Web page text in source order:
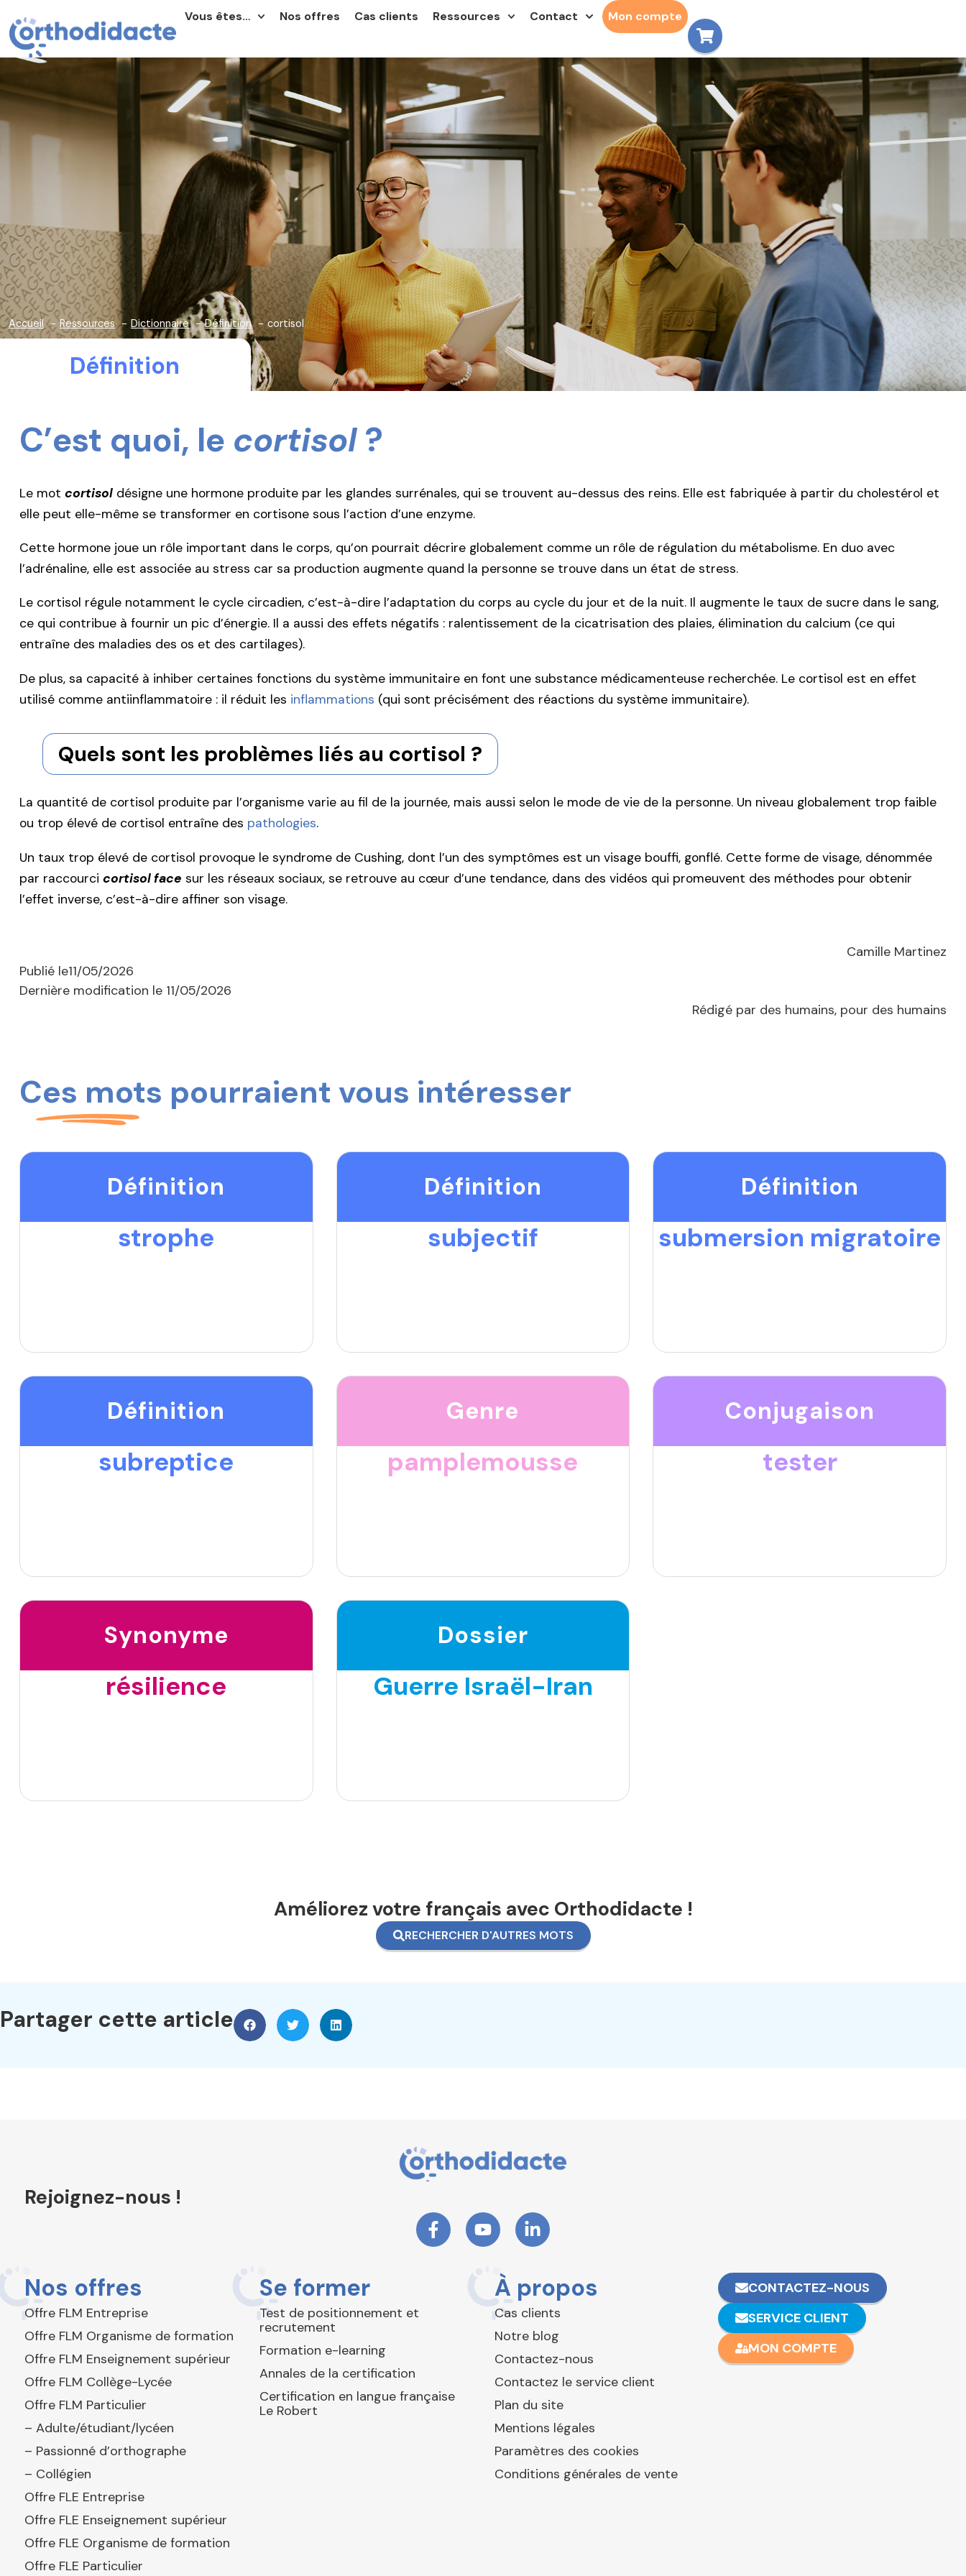
Vous êtes… Nos offres Cas clients Ressources Contact Mon compte
Accueil Ressources Dictionnaire Définition cortisol
Définition
C’est quoi, le cortisol?
Le mot cortisol désigne une hormone produite par les glandes surrénales, qui se trouvent au-dessus des reins. Elle est fabriquée à partir du cholestérol et
elle peut elle-même se transformer en cortisone sous l’action d’une enzyme.
Cette hormone joue un rôle important dans le corps, qu’on pourrait décrire globalement comme un rôle de régulation du métabolisme. En duo avec
l’adrénaline, elle est associée au stress car sa production augmente quand la personne se trouve dans un état de stress.
Le cortisol régule notamment le cycle circadien, c’est-à-dire l’adaptation du corps au cycle du jour et de la nuit. Il augmente le taux de sucre dans le sang,
ce qui contribue à fournir un pic d’énergie. Il a aussi des effets négatifs : ralentissement de la cicatrisation des plaies, élimination du calcium (ce qui
entraîne des maladies des os et des cartilages).
De plus, sa capacité à inhiber certaines fonctions du système immunitaire en font une substance médicamenteuse recherchée. Le cortisol est en effet
utilisé comme antiinflammatoire : il réduit les inflammations (qui sont précisément des réactions du système immunitaire).
Quels sont les problèmes liés au cortisol ?
La quantité de cortisol produite par l’organisme varie au fil de la journée, mais aussi selon le mode de vie de la personne. Un niveau globalement trop faible
ou trop élevé de cortisol entraîne des pathologies.
Un taux trop élevé de cortisol provoque le syndrome de Cushing, dont l’un des symptômes est un visage bouffi, gonflé. Cette forme de visage, dénommée
par raccourci cortisol face sur les réseaux sociaux, se retrouve au cœur d’une tendance, dans des vidéos qui promeuvent des méthodes pour obtenir
l’effet inverse, c’est-à-dire affiner son visage.
Camille Martinez
Publié le11/05/2026
Dernière modification le 11/05/2026
Rédigé par des humains, pour des humains
Ces mots pourraient vous intéresser
Définition
strophe
Définition
subjectif
Définition
submersion migratoire
Définition
subreptice
Genre
pamplemousse
Conjugaison
tester
Synonyme
résilience
Dossier
Guerre Israël-Iran
Améliorez votre français avec Orthodidacte !
RECHERCHER D'AUTRES MOTS
Partager cette article
Rejoignez-nous !
Nos offres
Offre FLM Entreprise
Offre FLM Organisme de formation
Offre FLM Enseignement supérieur
Offre FLM Collège-Lycée
Offre FLM Particulier
– Adulte/étudiant/lycéen
– Passionné d’orthographe
– Collégien
Offre FLE Entreprise
Offre FLE Enseignement supérieur
Offre FLE Organisme de formation
Offre FLE Particulier
Se former
Test de positionnement et
recrutement
Formation e-learning
Annales de la certification
Certification en langue française
Le Robert
À propos
Cas clients
Notre blog
Contactez-nous
Contactez le service client
Plan du site
Mentions légales
Paramètres des cookies
Conditions générales de vente
CONTACTEZ-NOUS
SERVICE CLIENT
MON COMPTE